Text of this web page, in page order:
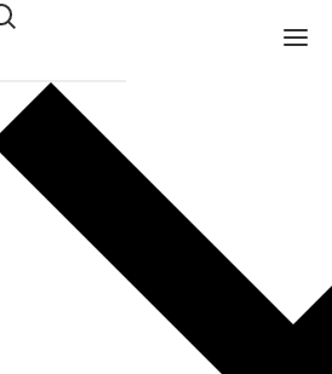
SL 6076 C01
1 шт.) *наличие
салоне
отдельно